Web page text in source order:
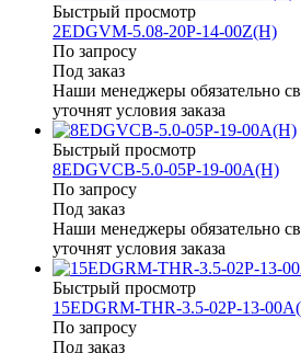
Быстрый просмотр
2EDGVM-5.08-20P-14-00Z(H)
По запросу
Под заказ
Наши менеджеры обязательно
уточнят условия заказа
Быстрый просмотр
8EDGVCB-5.0-05P-19-00A(H)
По запросу
Под заказ
Наши менеджеры обязательно
уточнят условия заказа
Быстрый просмотр
15EDGRM-THR-3.5-02P-13-
По запросу
Под заказ